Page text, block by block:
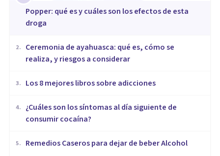
Popper: qué es y cuáles son los efectos de esta
droga
2.
Ceremonia de ayahuasca: qué es, cómo se
realiza, y riesgos a considerar
3. Los 8 mejores libros sobre adicciones
4.
¿Cuáles son los síntomas al día siguiente de
consumir cocaína?
5. Remedios Caseros para dejar de beber Alcohol